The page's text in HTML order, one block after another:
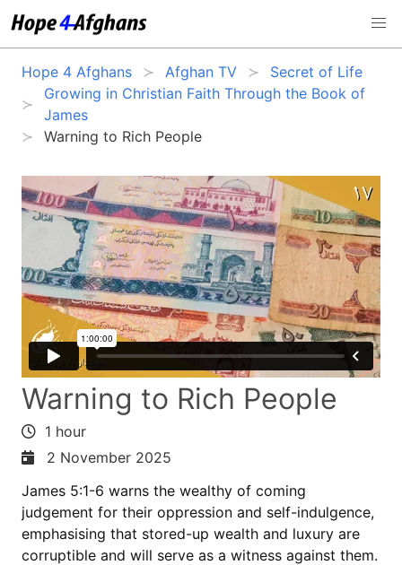
Hope 4 Afghans Afghan TV
Secret of Life
Growing in Christian Faith Through the Book of
James
Warning to Rich People
Warning to Rich People
1 hour
2 November 2025
James 5:1-6 warns the wealthy of coming
judgement for their oppression and self-indulgence,
emphasising that stored-up wealth and luxury are
corruptible and will serve as a witness against them.